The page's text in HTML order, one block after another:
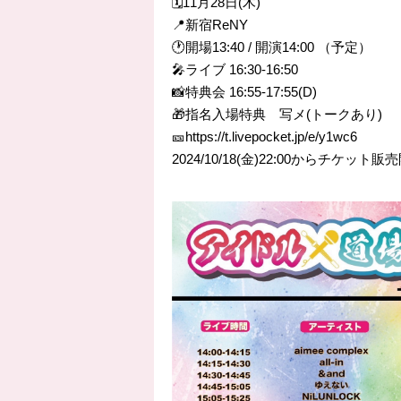
📍新宿ReNY
🕐開場13:40 / 開演14:00 （予定）
🎤ライブ 16:30-16:50
📸特典会 16:55-17:55(D)
🎁指名入場特典 写メ(トークあり)
🎫https://t.livepocket.jp/e/y1wc6
2024/10/18(金)22:00からチケット販